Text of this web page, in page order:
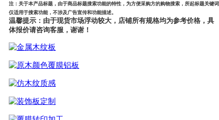
注：关于本产品标题，由于商品标题搜索功能的特性，为方便采购方的购物搜索，所起标题关键词
仅适用于搜索功能，不涉及广告宣传和功能描述。
温馨提示：由于现货市场浮动较大，店铺所有规格均为参考价格，具
体报价请咨询客服，谢谢！